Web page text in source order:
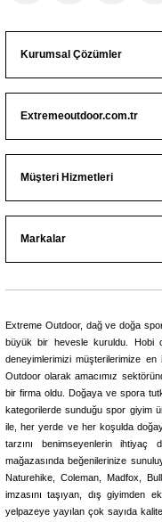
Fujin
Fujin Shore Liner 145mm 20gr
389,40₺
Fujin
Fujin Gallant 120F 19gr 120mm
420,75 ₺
495,00 ₺
CHART BACK PEARL Orange
Daiwa
Daiwa Morethan Salt Pencil 110F
Kurumsal Çözümler
Extremeoutdoor.com.tr
Müşteri Hizmetleri
Markalar
Extreme Outdoor, dağ ve doğa
büyük bir hevesle kuruldu. Hobi
deneyimlerimizi müşterilerimize
Outdoor olarak amacımız
bir firma oldu. Doğaya ve spora
kategorilerde sunduğu spor giyim
ile, her yerde ve her koşulda
tarzını benimseyenlerin ihtiyaç
mağazasında beğenilerinize
Naturehike, Coleman, Madfox,
imzasını taşıyan, dış giyimden
yelpazeye yayılan çok sayıda